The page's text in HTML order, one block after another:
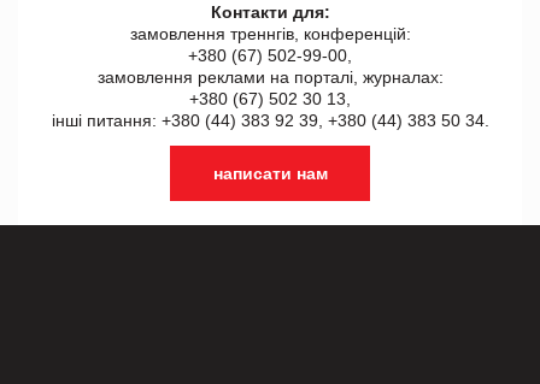
Контакти для:
замовлення треннгів, конференцій:
+380 (67) 502-99-00,
замовлення реклами на порталі, журналах:
+380 (67) 502 30 13,
інші питання: +380 (44) 383 92 39, +380 (44) 383 50 34.
написати нам